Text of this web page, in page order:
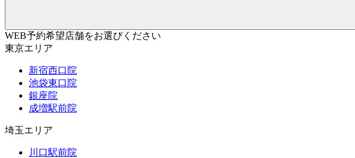
WEB予約希望店舗をお選びください
東京エリア
新宿西口院
池袋東口院
銀座院
成増駅前院
埼玉エリア
川口駅前院